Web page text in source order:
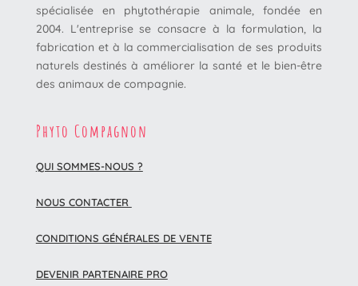
spécialisée en phytothérapie animale, fondée en
2004. L'entreprise se consacre à la formulation, la
fabrication et à la commercialisation de ses produits
naturels destinés à améliorer la santé et le bien-être
des animaux de compagnie.
Phyto Compagnon
QUI SOMMES-NOUS ?
NOUS CONTACTER
CONDITIONS GÉNÉRALES DE VENTE
DEVENIR PARTENAIRE PRO